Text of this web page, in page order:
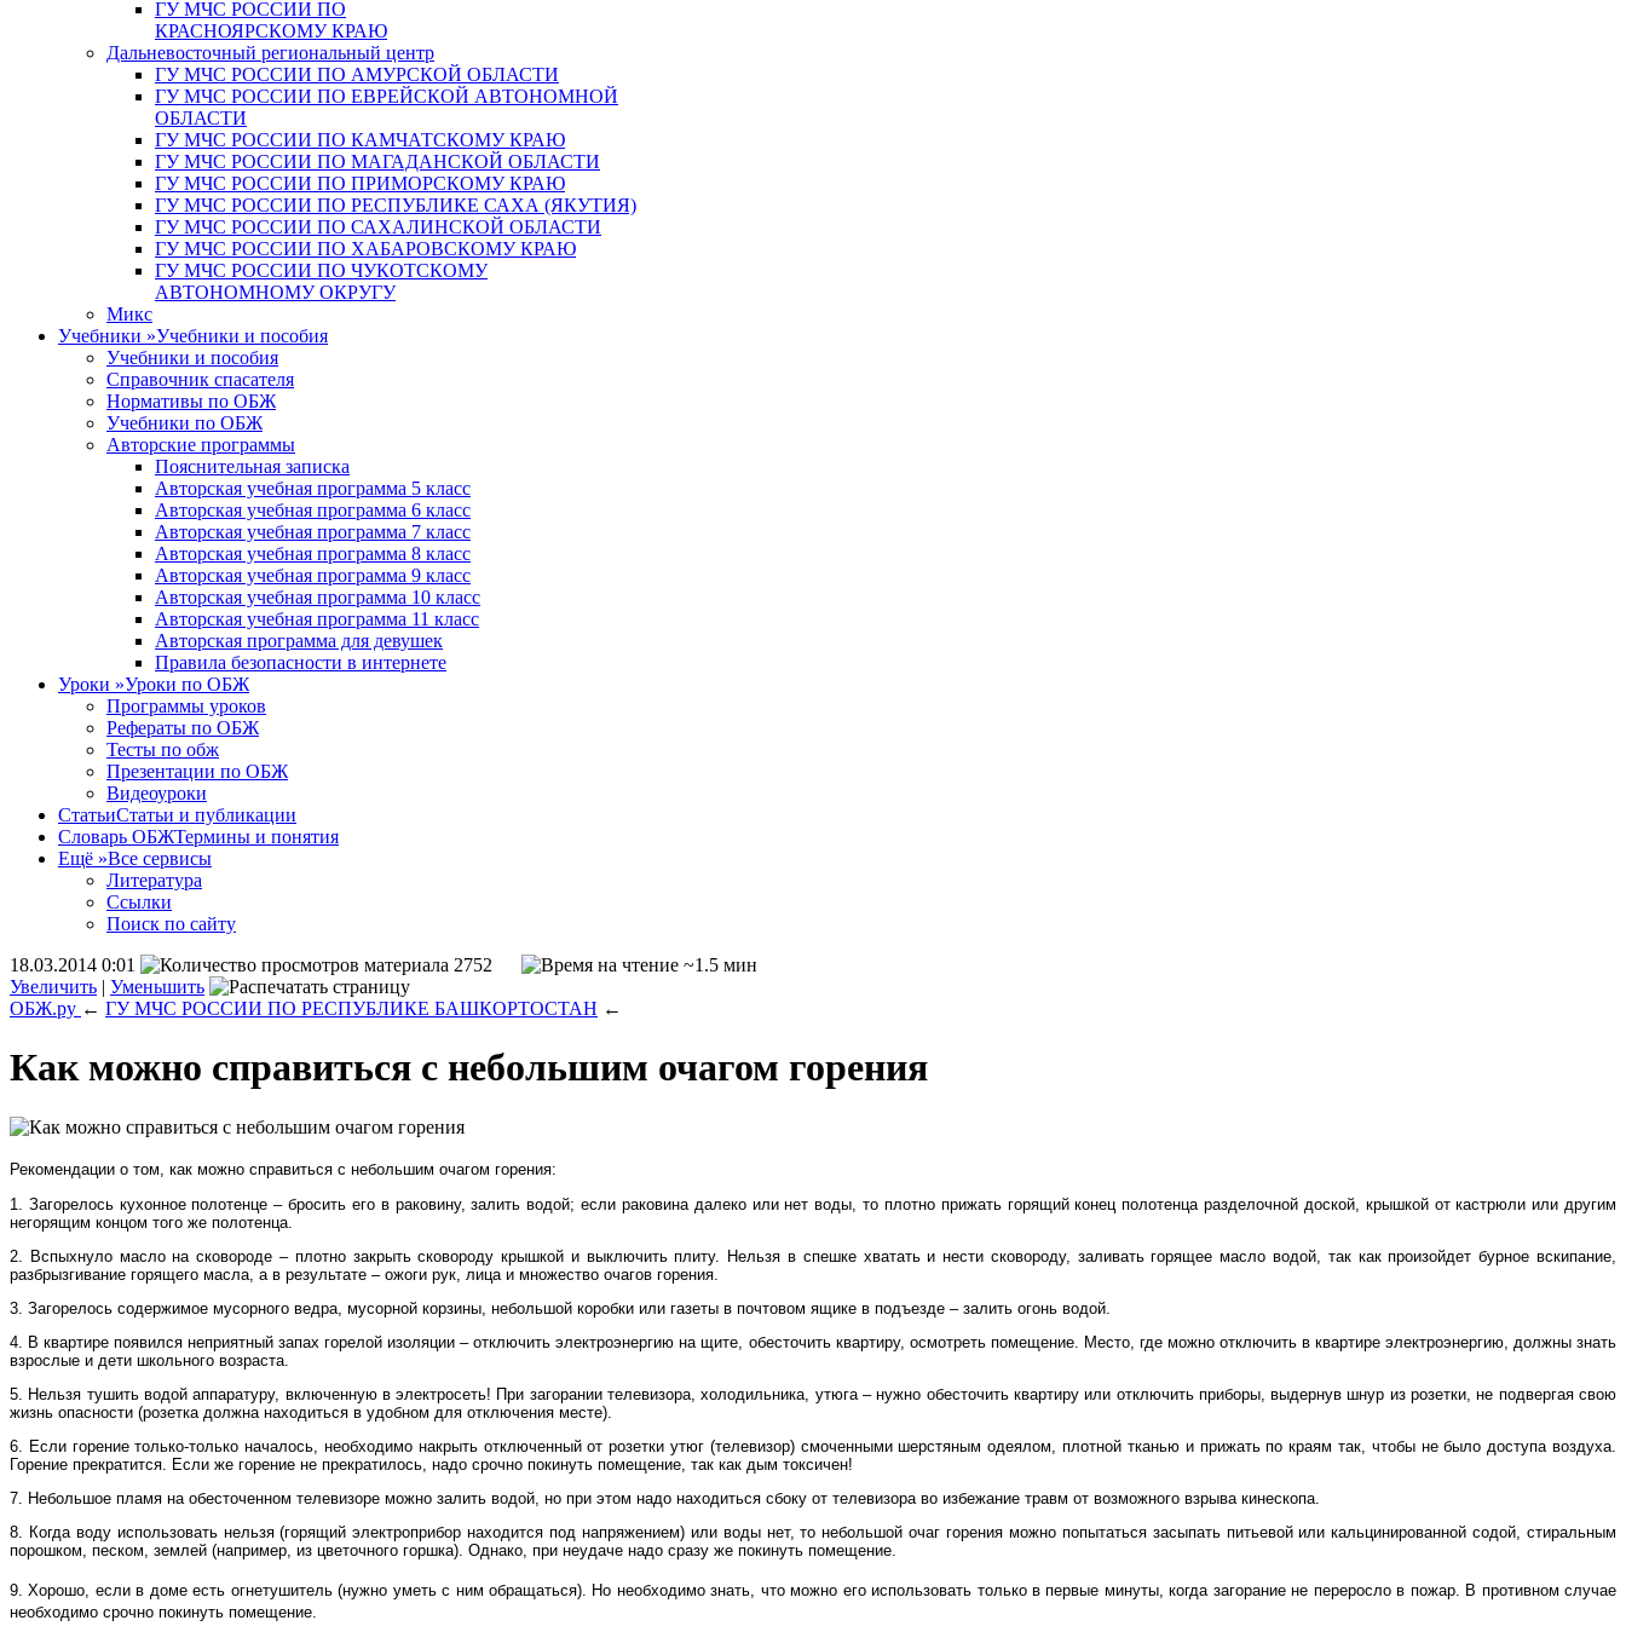
ГУ МЧС РОССИИ ПО
КРАСНОЯРСКОМУ КРАЮ
Дальневосточный региональный центр
ГУ МЧС РОССИИ ПО АМУРСКОЙ ОБЛАСТИ
ГУ МЧС РОССИИ ПО ЕВРЕЙСКОЙ АВТОНОМНОЙ
ОБЛАСТИ
ГУ МЧС РОССИИ ПО КАМЧАТСКОМУ КРАЮ
ГУ МЧС РОССИИ ПО МАГАДАНСКОЙ ОБЛАСТИ
ГУ МЧС РОССИИ ПО ПРИМОРСКОМУ КРАЮ
ГУ МЧС РОССИИ ПО РЕСПУБЛИКЕ САХА (ЯКУТИЯ)
ГУ МЧС РОССИИ ПО САХАЛИНСКОЙ ОБЛАСТИ
ГУ МЧС РОССИИ ПО ХАБАРОВСКОМУ КРАЮ
ГУ МЧС РОССИИ ПО ЧУКОТСКОМУ
АВТОНОМНОМУ ОКРУГУ
Микс
Учебники »Учебники и пособия
Учебники и пособия
Справочник спасателя
Нормативы по ОБЖ
Учебники по ОБЖ
Авторские программы
Пояснительная записка
Авторская учебная программа 5 класс
Авторская учебная программа 6 класс
Авторская учебная программа 7 класс
Авторская учебная программа 8 класс
Авторская учебная программа 9 класс
Авторская учебная программа 10 класс
Авторская учебная программа 11 класс
Авторская программа для девушек
Правила безопасности в интернете
Уроки »Уроки по ОБЖ
Программы уроков
Рефераты по ОБЖ
Тесты по обж
Презентации по ОБЖ
Видеоуроки
СтатьиСтатьи и публикации
Словарь ОБЖТермины и понятия
Ещё »Все сервисы
Литература
Ссылки
Поиск по сайту
18.03.2014 0:01
2752
~1.5 мин
Увеличить | Уменьшить
ОБЖ.ру ← ГУ МЧС РОССИИ ПО РЕСПУБЛИКЕ БАШКОРТОСТАН ←
Как можно справиться с небольшим очагом горения
Рекомендации о том, как можно справиться с небольшим очагом горения:
1. Загорелось кухонное полотенце – бросить его в раковину, залить водой; если раковина далеко или нет воды, то плотно прижать горящий конец полотенца разделочной доской, крышкой от кастрюли или другим
негорящим концом того же полотенца.
2. Вспыхнуло масло на сковороде – плотно закрыть сковороду крышкой и выключить плиту. Нельзя в спешке хватать и нести сковороду, заливать горящее масло водой, так как произойдет бурное вскипание,
разбрызгивание горящего масла, а в результате – ожоги рук, лица и множество очагов горения.
3. Загорелось содержимое мусорного ведра, мусорной корзины, небольшой коробки или газеты в почтовом ящике в подъезде – залить огонь водой.
4. В квартире появился неприятный запах горелой изоляции – отключить электроэнергию на щите, обесточить квартиру, осмотреть помещение. Место, где можно отключить в квартире электроэнергию, должны знать
взрослые и дети школьного возраста.
5. Нельзя тушить водой аппаратуру, включенную в электросеть! При загорании телевизора, холодильника, утюга – нужно обесточить квартиру или отключить приборы, выдернув шнур из розетки, не подвергая свою
жизнь опасности (розетка должна находиться в удобном для отключения месте).
6. Если горение только-только началось, необходимо накрыть отключенный от розетки утюг (телевизор) смоченными шерстяным одеялом, плотной тканью и прижать по краям так, чтобы не было доступа воздуха.
Горение прекратится. Если же горение не прекратилось, надо срочно покинуть помещение, так как дым токсичен!
7. Небольшое пламя на обесточенном телевизоре можно залить водой, но при этом надо находиться сбоку от телевизора во избежание травм от возможного взрыва кинескопа.
8. Когда воду использовать нельзя (горящий электроприбор находится под напряжением) или воды нет, то небольшой очаг горения можно попытаться засыпать питьевой или кальцинированной содой, стиральным
порошком, песком, землей (например, из цветочного горшка). Однако, при неудаче надо сразу же покинуть помещение.
9. Хорошо, если в доме есть огнетушитель (нужно уметь с ним обращаться). Но необходимо знать, что можно его использовать только в первые минуты, когда загорание не переросло в пожар. В противном случае
необходимо срочно покинуть помещение.